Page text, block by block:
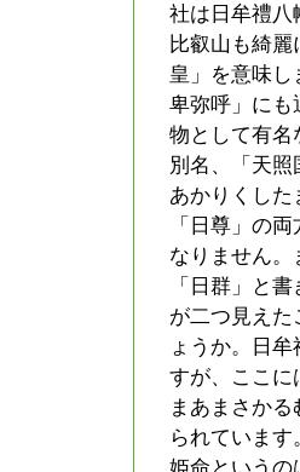
社は日牟禮八
比叡山も綺
皇」を意味
卑弥呼」にも
物として有名
別名、「天
あかりくし
「日尊」の
なりません
「日群」と
が二つ見え
ょうか。日
すが、ここに
まあまさか
られていま